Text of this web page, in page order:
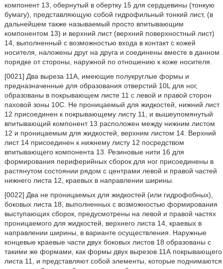
компонент 13, обернутый в обертку 15 для сердцевины (тонкую
бумагу), представляющую собой гидрофильный тонкий лист, (в
дальнейшем также называемый просто впитывающим
компонентом 13) и верхний лист (верхний поверхностный лист)
14, выполненный с возможностью входа в контакт с кожей
носителя, наложены друг на друга и соединены вместе в данном
порядке от стороны, наружной по отношению к коже носителя.
[0021] Два выреза 11А, имеющие полукруглые формы и
предназначенные для образования отверстий 10L для ног,
образованы в покрывающем листе 11 с левой и правой сторон
паховой зоны 10С. Не проницаемый для жидкостей, нижний лист
12 присоединен к покрывающему листу 11, и вышеупомянутый
впитывающий компонент 13 расположен между нижним листом
12 и проницаемым для жидкостей, верхним листом 14. Верхний
лист 14 присоединен к нижнему листу 12 посредством
впитывающего компонента 13. Резиновые нити 16 для
формирования периферийных сборок для ног присоединены в
растянутом состоянии рядом с центрами левой и правой частей
нижнего листа 12, краевых в направлении ширины.
[0022] Два не проницаемых для жидкостей (или гидрофобных),
боковых листа 18, выполненных с возможностью формирования
выступающих сборок, предусмотрены на левой и правой частях
проницаемого для жидкостей, верхнего листа 14, краевых в
направлении ширины, в варианте осуществления. Наружные
концевые краевые части двух боковых листов 18 образованы с
такими же формами, как формы двух вырезов 11А покрывающего
листа 11, и представляют собой элементы, которые поднимаются